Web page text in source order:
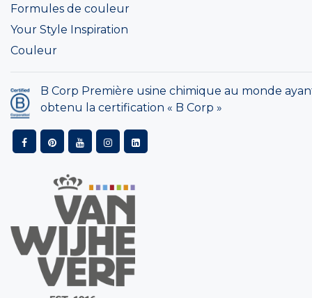
Formules de couleur
Your Style Inspiration
Couleur
B Corp Première usine chimique au monde
obtenu la certification « B Corp »